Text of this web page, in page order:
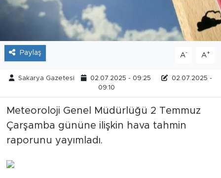
Paylaş A- A+
Sakarya Gazetesi 02.07.2025 - 09:25
02.07.2025 -
09:10
Meteoroloji Genel Müdürlüğü 2 Temmuz
Çarşamba gününe ilişkin hava tahmin
raporunu yayımladı.
Politika